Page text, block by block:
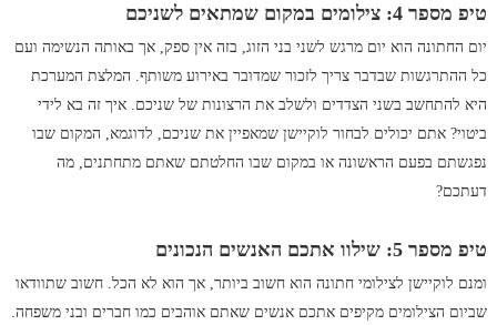
טיפ מספר 4: צילומים במקום שמתאים לשניכם
יום החתונה הוא יום מרגש לשני בני הזוג, בזה אין ספק, אך באותה הנשימה ועם
כל ההתרגשות שבדבר צריך לזכור שמדובר באירוע משותף. המלצת המערכת
היא להתחשב בשני הצדדים ולשלב את הרצונות של שניכם. איך זה בא לידי
ביטוי? אתם יכולים לבחור לוקיישן שמאפיין את שניכם, לדוגמא, המקום שבו
נפגשתם בפעם הראשונה או במקום שבו החלטתם שאתם מתחתנים, מה
דעתכם?
טיפ מספר 5: שילוו אתכם האנשים הנכונים
ומנם לוקיישן לצילומי חתונה הוא חשוב ביותר, אך הוא לא הכל. חשוב שתוודאו
שביום הצילומים מקיפים אתכם אנשים שאתם אוהבים כמו חברים ובני משפחה.